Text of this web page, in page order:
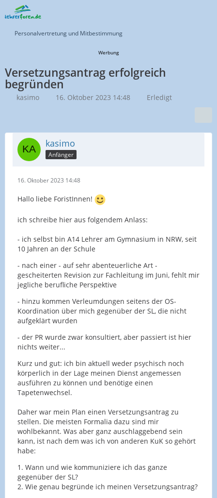
Personalvertretung und Mitbestimmung
Werbung
Versetzungsantrag erfolgreich
begründen
kasimo 16. Oktober 2023 14:48 Erledigt
kasimo
Anfänger
16. Oktober 2023 14:48
Hallo liebe ForistInnen!
ich schreibe hier aus folgendem Anlass:
- ich selbst bin A14 Lehrer am Gymnasium in NRW, seit
10 Jahren an der Schule
- nach einer - auf sehr abenteuerliche Art -
gescheiterten Revision zur Fachleitung im Juni, fehlt mir
jegliche berufliche Perspektive
- hinzu kommen Verleumdungen seitens der OS-
Koordination über mich gegenüber der SL, die nicht
aufgeklärt wurden
- der PR wurde zwar konsultiert, aber passiert ist hier
nichts weiter...
Kurz und gut: ich bin aktuell weder psychisch noch
körperlich in der Lage meinen Dienst angemessen
ausführen zu können und benötige einen
Tapetenwechsel.
Daher war mein Plan einen Versetzungsantrag zu
stellen. Die meisten Formalia dazu sind mir
wohlbekannt. Was aber ganz auschlaggebend sein
kann, ist nach dem was ich von anderen KuK so gehört
habe:
1. Wann und wie kommuniziere ich das ganze
gegenüber der SL?
2. Wie genau begründe ich meinen Versetzungsantrag?